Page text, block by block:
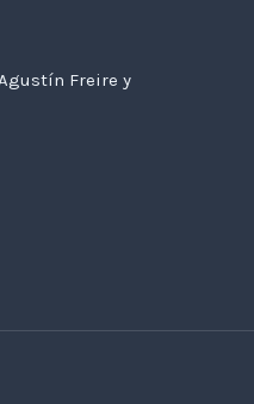
Freire y